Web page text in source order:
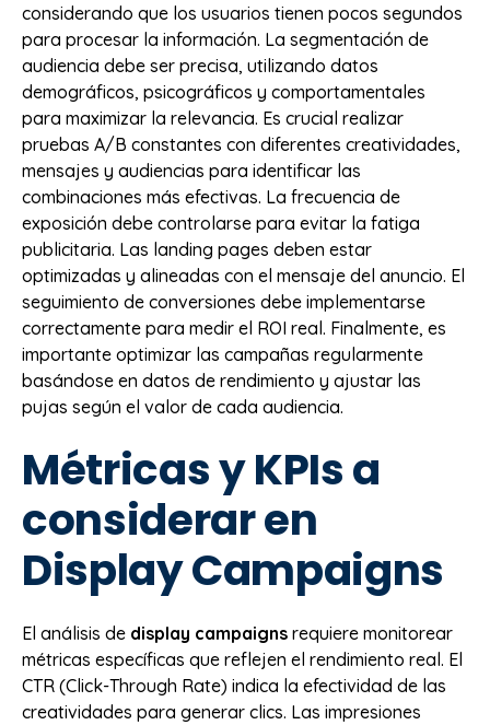
considerando que los usuarios tienen pocos segundos
para procesar la información. La segmentación de
audiencia debe ser precisa, utilizando datos
demográficos, psicográficos y comportamentales
para maximizar la relevancia. Es crucial realizar
pruebas A/B constantes con diferentes creatividades,
mensajes y audiencias para identificar las
combinaciones más efectivas. La frecuencia de
exposición debe controlarse para evitar la fatiga
publicitaria. Las landing pages deben estar
optimizadas y alineadas con el mensaje del anuncio. El
seguimiento de conversiones debe implementarse
correctamente para medir el ROI real. Finalmente, es
importante optimizar las campañas regularmente
basándose en datos de rendimiento y ajustar las
pujas según el valor de cada audiencia.
Métricas y KPIs a
considerar en
Display Campaigns
El análisis de display campaigns requiere monitorear
métricas específicas que reflejen el rendimiento real. El
CTR (Click-Through Rate) indica la efectividad de las
creatividades para generar clics. Las impresiones